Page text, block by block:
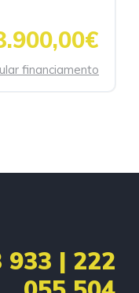
financiamento
933 | 222